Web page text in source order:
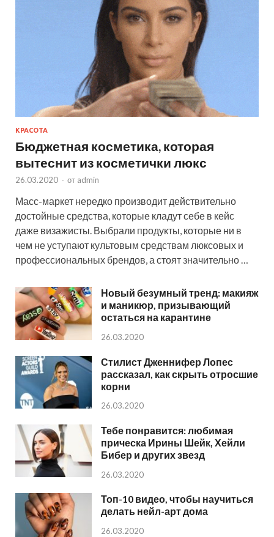
КРАСОТА
Бюджетная косметика, которая
вытеснит из косметички люкс
26.03.2020 - от admin
Масс-маркет нередко производит действительно
достойные средства, которые кладут себе в кейс
даже визажисты. Выбрали продукты, которые ни в
чем не уступают культовым средствам люксовых и
профессиональных брендов, а стоят значительно …
Новый безумный тренд: макияж
и маникюр, призывающий
остаться на карантине
26.03.2020
Стилист Дженнифер Лопес
рассказал, как скрыть отросшие
корни
26.03.2020
Тебе понравится: любимая
прическа Ирины Шейк, Хейли
Бибер и других звезд
26.03.2020
Топ-10 видео, чтобы научиться
делать нейл-арт дома
26.03.2020